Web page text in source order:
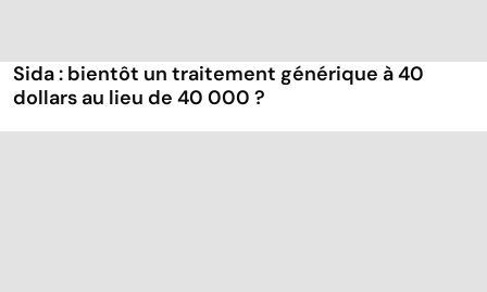
Sida : bientôt un traitement générique à 40
dollars au lieu de 40 000 ?